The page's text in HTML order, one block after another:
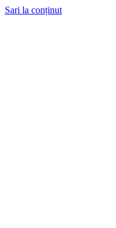
Sari la conținut